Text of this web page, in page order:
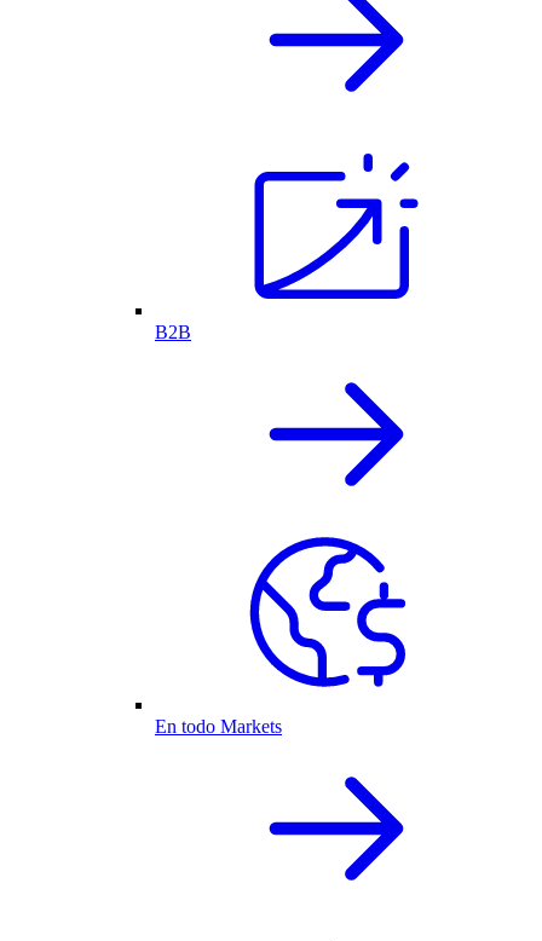
B2B
En todo Markets